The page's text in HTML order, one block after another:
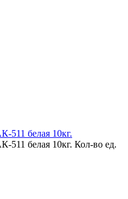
511 белая 10кг.
511 белая 10кг. Кол-во ед.